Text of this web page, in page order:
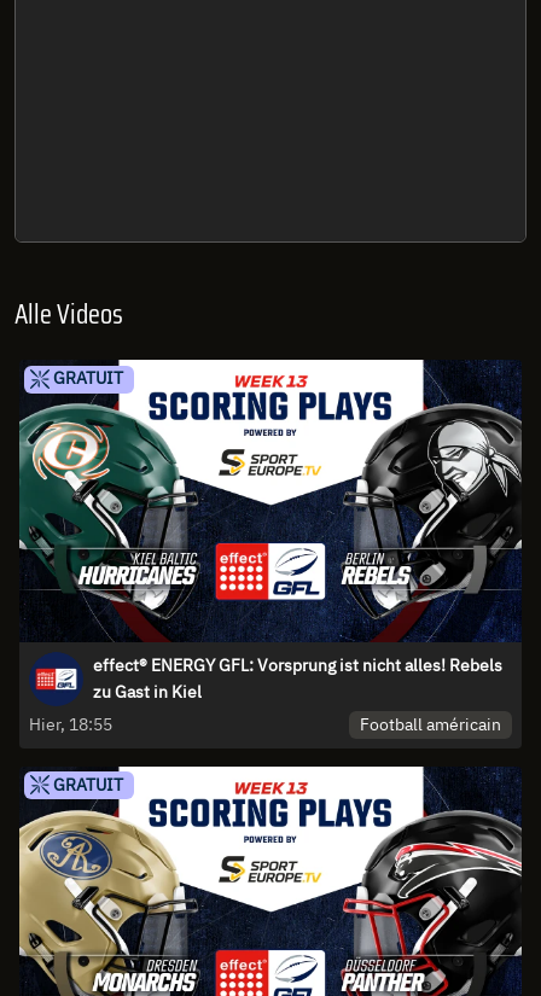
Alle Videos
GRATUIT
effect® ENERGY GFL: Vorsprung ist nicht alles! Rebels
zu Gast in Kiel
Hier, 18:55
Football américain
GRATUIT